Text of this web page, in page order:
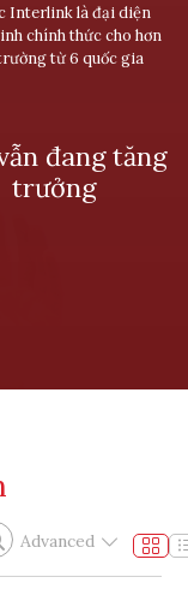
Interlink là đại diện
chính thức cho hơn
từ 6 quốc gia
đang tăng
trưởng
Advanced